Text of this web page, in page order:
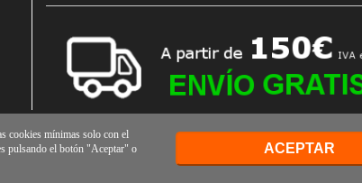
cookies mínimas solo con el
pulsando el botón "Aceptar" o
ACEPTAR